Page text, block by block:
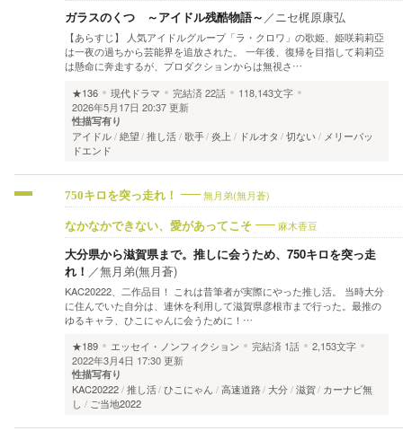
ガラスのくつ ～アイドル残酷物語～ ／ ニセ梶原康弘
【あらすじ】 人気アイドルグループ「ラ・クロワ」の歌姫、姫咲莉莉亞
は一夜の過ちから芸能界を追放された。 一年後、復帰を目指して莉莉亞
は懸命に奔走するが、プロダクションからは無視さ…
★136
現代ドラマ 完結済22話
118,143文字
2026年5月17日 20:37 更新
性描写有り
アイドル 絶望 推し活 歌手 炎上 ドルオタ 切ない
メリーバッ
ドエンド
750キロを突っ走れ！ 無月弟(無月蒼)
なかなかできない、愛があってこそ 麻木香豆
大分県から滋賀県まで。推しに会うため、750キロを突っ走
れ！ ／無月弟(無月蒼)
KAC20222、二作品目！ これは昔筆者が実際にやった推し活。 当時大分
に住んでいた自分は、連休を利用して滋賀県彦根市まで行った。最推の
ゆるキャラ、ひこにゃんに会うために！…
★189
エッセイ・ノンフィクション 完結済 1話
2,153文字
2022年3月4日 17:30 更新
性描写有り
KAC20222 推し活 ひこにゃん 高速道路 大分 滋賀 カーナビ無
し
ご当地2022